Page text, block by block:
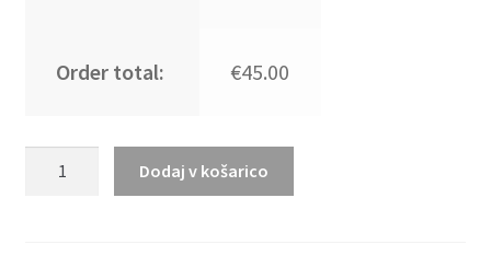
Order total: €45.00
Dodaj v košarico